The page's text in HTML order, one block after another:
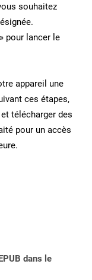
souhaitez
pour lancer le
appareil une
ces étapes,
télécharger des
pour un accès
dans le